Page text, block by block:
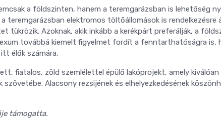
a földszinten, hanem a teremgarázsban is lehetőség
teremgarázsban elektromos töltőállomások is rendelkezésre
tükrözik. Azoknak, akik inkább a kerékpárt preferálják, a
továbbá kiemelt figyelmet fordít a fenntarthatóságra is,
élők számára.
fiatalos, zöld szemlélettel épülő lakóprojekt, amely kiválóan
Alacsony rezsijének és elhelyezkedésének
támogatta.